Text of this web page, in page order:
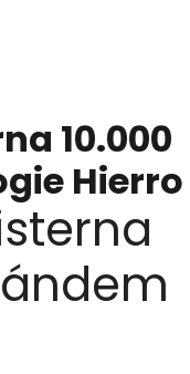
10.000
Hierro